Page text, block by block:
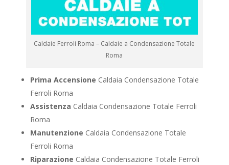
Caldaie Ferroli Roma – Caldaie a Condensazione Totale
Roma
Prima Accensione Caldaia Condensazione Totale
Ferroli Roma
Assistenza Caldaia Condensazione Totale Ferroli
Roma
Manutenzione Caldaia Condensazione Totale
Ferroli Roma
Riparazione Caldaia Condensazione Totale Ferroli